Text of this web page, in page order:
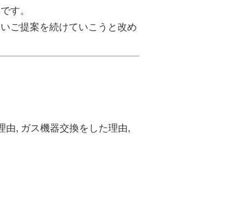
す。
ご提案を続けていこうと改め
由, ガス機器交換をした理由,